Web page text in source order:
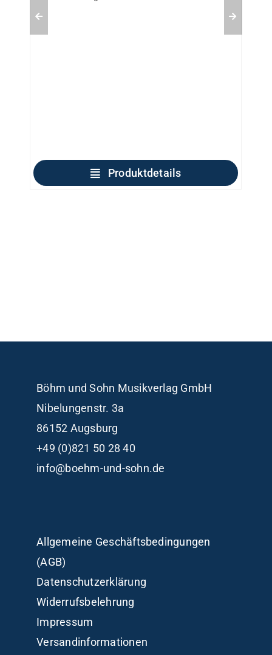
Produktdetails
Böhm und Sohn Musikverlag GmbH
Nibelungenstr. 3a
86152 Augsburg
+49 (0)821 50 28 40
info@boehm-und-sohn.de
Allgemeine Geschäftsbedingungen
(AGB)
Datenschutzerklärung
Widerrufsbelehrung
Impressum
Versandinformationen